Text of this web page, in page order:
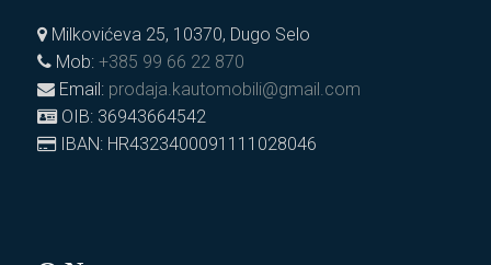
Milkovićeva 25, 10370, Dugo Selo
Mob: +385 99 66 22 870
Email: prodaja.kautomobili@gmail.com
OIB: 36943664542
IBAN: HR4323400091111028046